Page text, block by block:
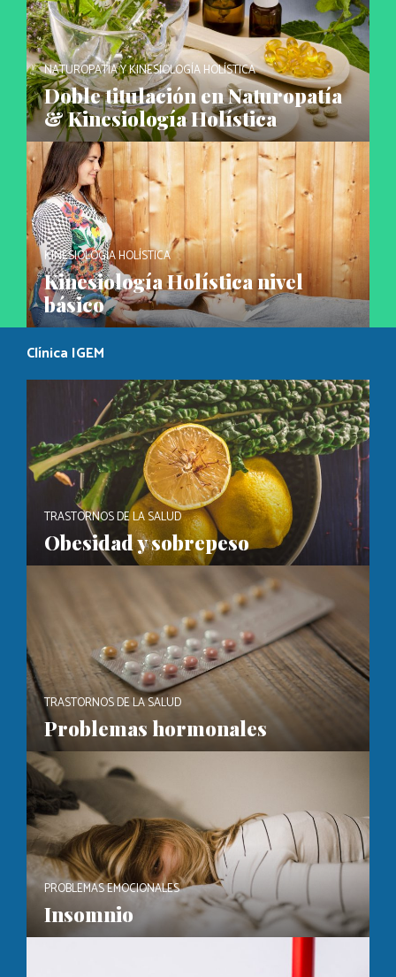
NATUROPATÍA Y KINESIOLOGÍA HOLÍSTICA
Doble titulación en Naturopatía
& Kinesiología Holística
KINESIOLOGÍA HOLÍSTICA
Kinesiología Holística nivel
básico
Clínica IGEM
TRASTORNOS DE LA SALUD
Obesidad y sobrepeso
TRASTORNOS DE LA SALUD
Problemas hormonales
PROBLEMAS EMOCIONALES
Insomnio